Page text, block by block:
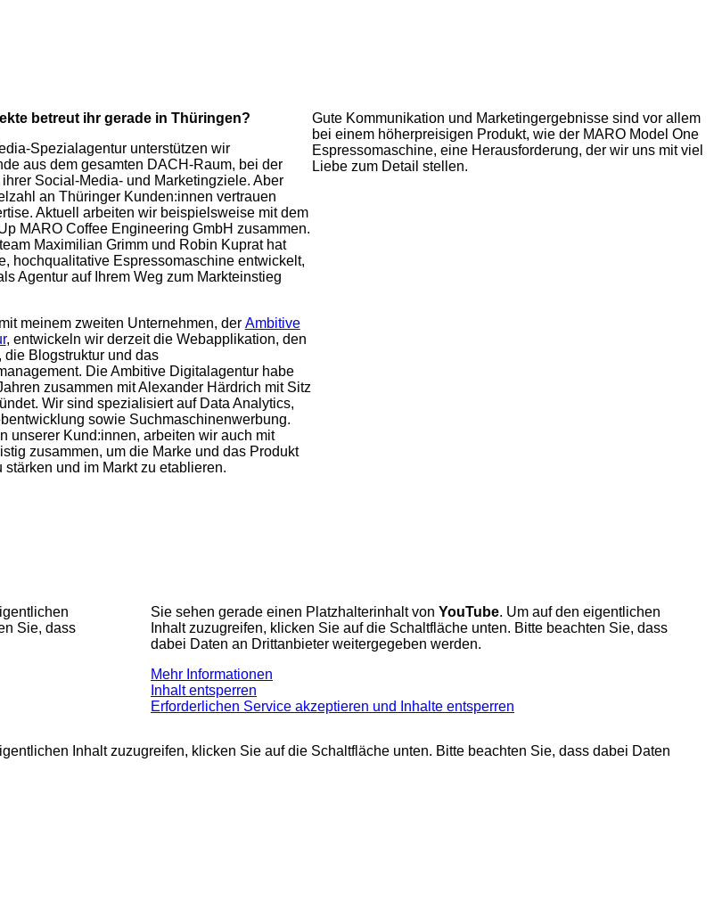
betreut ihr gerade in Thüringen?
Spezialagentur unterstützen wir
aus dem gesamten DACH-Raum, bei der
Social-Media- und Marketingziele. Aber
an Thüringer Kunden:innen vertrauen
Aktuell arbeiten wir beispielsweise mit dem
MARO Coffee Engineering GmbH zusammen.
Maximilian Grimm und Robin Kuprat hat
hochqualitative Espressomaschine entwickelt,
Agentur auf Ihrem Weg zum Markteinstieg
meinem zweiten Unternehmen, der Ambitive
, entwickeln wir derzeit die Webapplikation, den
die Blogstruktur und das
Die Ambitive Digitalagentur habe
zusammen mit Alexander Härdrich mit Sitz
Wir sind spezialisiert auf Data Analytics,
sowie Suchmaschinenwerbung.
unserer Kund:innen, arbeiten wir auch mit
zusammen, um die Marke und das Produkt
stärken und im Markt zu etablieren.
Gute Kommunikation und Marketingergebnisse sind vor allem
bei einem höherpreisigen Produkt, wie der MARO Model One
Espressomaschine, eine Herausforderung, der wir uns mit viel
Liebe zum Detail stellen.
Sie, dass
Sie sehen gerade einen Platzhalterinhalt von YouTube. Um auf den eigentlichen
Inhalt zuzugreifen, klicken Sie auf die Schaltfläche unten. Bitte beachten Sie, dass
dabei Daten an Drittanbieter weitergegeben werden.
Mehr Informationen
Inhalt entsperren
Erforderlichen Service akzeptieren und Inhalte entsperren
Inhalt zuzugreifen, klicken Sie auf die Schaltfläche unten. Bitte beachten Sie, dass dabei Daten